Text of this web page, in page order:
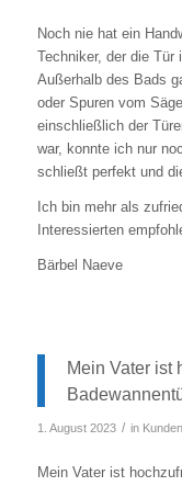
Noch nie hat ein
Techniker, der die Tür
Außerhalb des Bads
oder Spuren vom
einschließlich der
war, konnte ich nur
schließt perfekt und
Ich bin mehr als
Interessierten
Bärbel Naeve
Mein Vater ist
1. August 2023 / in
Mein Vater ist